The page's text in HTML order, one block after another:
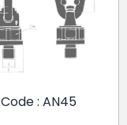
Code : AN45